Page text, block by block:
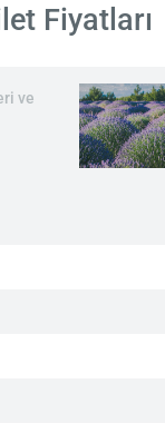
Fiyatları
ve